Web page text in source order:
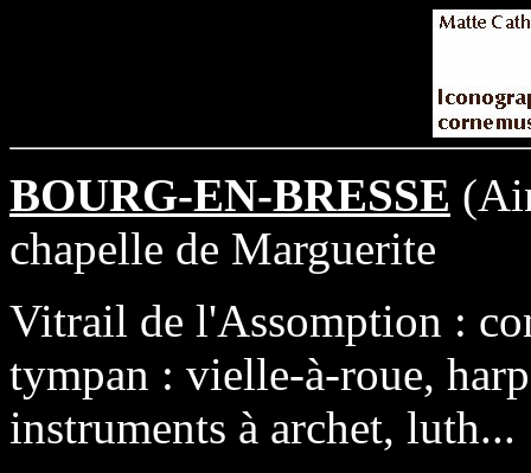
BOURG-EN-BRESSE
chapelle de Marguerite
Vitrail de l'Assomption :
tympan : vielle-à-roue,
instruments à archet, luth...